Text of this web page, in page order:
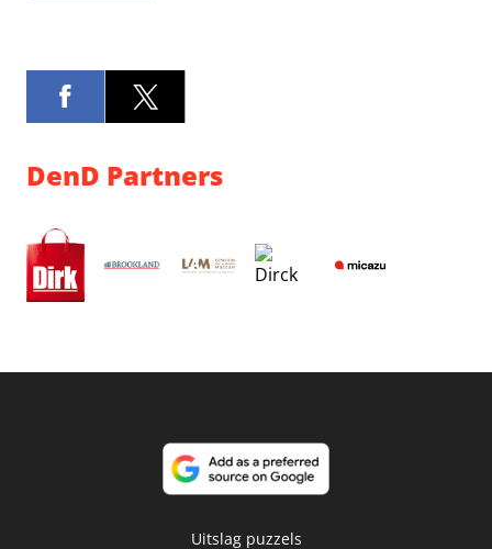
DenD Partners
Uitslag puzzels